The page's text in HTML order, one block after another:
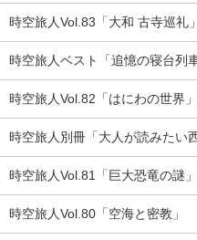
時空旅人Vol.83「大和 古寺巡礼」
時空旅人ベスト「追憶の寝台列
時空旅人Vol.82「はにわの世界」
時空旅人別冊「大人が読みたい
時空旅人Vol.81「巨大恐竜の謎」
時空旅人Vol.80「空海と密教」